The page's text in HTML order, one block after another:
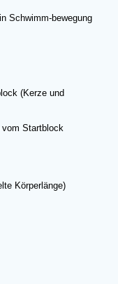
Schwimm-bewegung
(Kerze und
vom Startblock
Körperlänge)